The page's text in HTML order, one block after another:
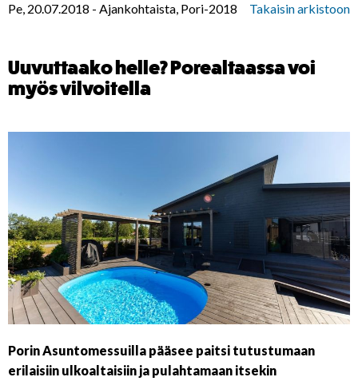
Pe, 20.07.2018 - Ajankohtaista, Pori-2018 Takaisin arkistoon
Uuvuttaako helle? Porealtaassa voi
myös vilvoitella
Porin Asuntomessuilla pääsee paitsi tutustumaan
erilaisiin ulkoaltaisiin ja pulahtamaan itsekin